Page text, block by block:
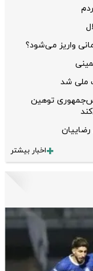
واریز می‌شود؟
ملی شد
توهین
اخبار بیشتر